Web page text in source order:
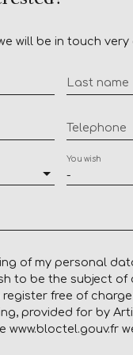
will be in touch very
Last name
Telephone
-
You wish
of my personal
to be the subject
free of
provided for by
www.bloctel.gouv.fr